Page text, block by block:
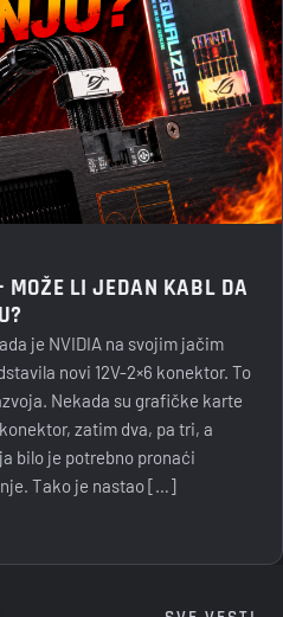
MOŽE LI JEDAN KABL DA
je NVIDIA na svojim jačim
novi 12V-2×6 konektor. To
Nekada su grafičke karte
zatim dva, pa tri, a
bilo je potrebno pronaći
Tako je nastao […]